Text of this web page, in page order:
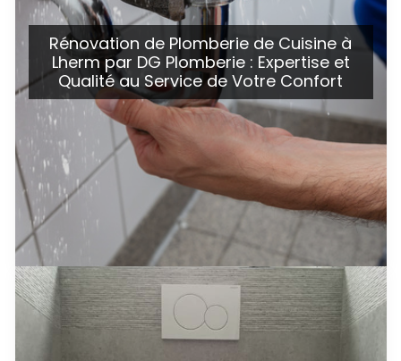
Rénovation de Plomberie de Cuisine à
Lherm par DG Plomberie : Expertise et
Qualité au Service de Votre Confort